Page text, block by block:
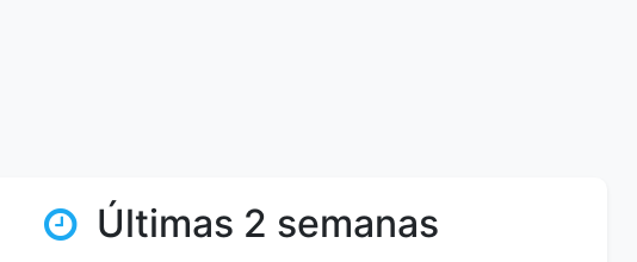
Últimas 2 semanas